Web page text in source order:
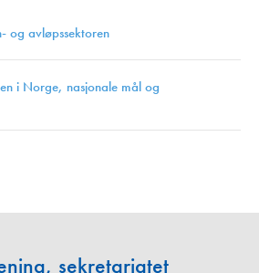
og avløpssektoren
i Norge, nasjonale mål og
sekretariatet